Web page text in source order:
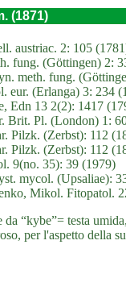
(1871)
austriac. 2: 105
fung. (Göttingen) 2:
meth. fung.
eur. (Erlanga) 3: 234
Edn 13 2(2): 1417
Brit. Pl. (London) 1:
Pilzk. (Zerbst): 112
Pilzk. (Zerbst): 112
9(no. 35): 39 (1979)
mycol. (Upsaliae):
Mikol. Fitopatol.
“kybe”= testa
per l'aspetto della